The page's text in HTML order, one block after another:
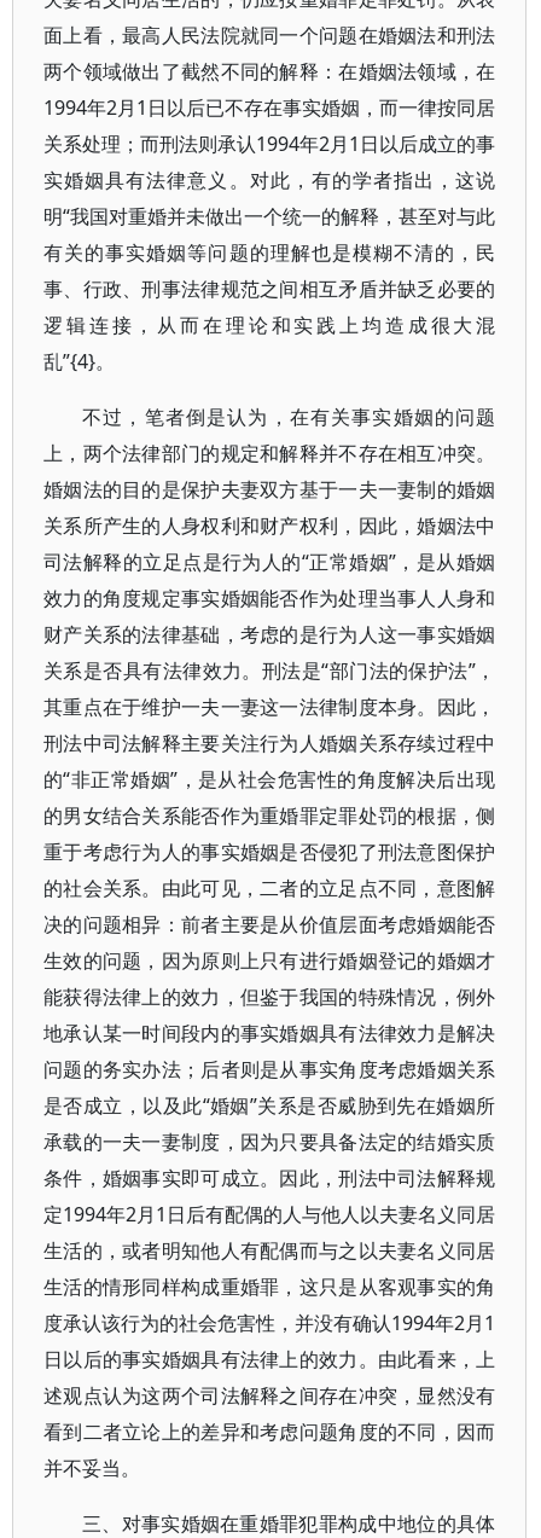
面上看，最高人民法院就同一个问题在婚姻法和刑法
两个领域做出了截然不同的解释：在婚姻法领域，在
1994年2月1日以后已不存在事实婚姻，而一律按同居
关系处理；而刑法则承认1994年2月1日以后成立的事
实婚姻具有法律意义。对此，有的学者指出，这说
明“我国对重婚并未做出一个统一的解释，甚至对与此
有关的事实婚姻等问题的理解也是模糊不清的，民
事、行政、刑事法律规范之间相互矛盾并缺乏必要的
逻辑连接，从而在理论和实践上均造成很大混
乱”{4}。
不过，笔者倒是认为，在有关事实婚姻的问题
上，两个法律部门的规定和解释并不存在相互冲突。
婚姻法的目的是保护夫妻双方基于一夫一妻制的婚姻
关系所产生的人身权利和财产权利，因此，婚姻法中
司法解释的立足点是行为人的“正常婚姻”，是从婚姻
效力的角度规定事实婚姻能否作为处理当事人人身和
财产关系的法律基础，考虑的是行为人这一事实婚姻
关系是否具有法律效力。刑法是“部门法的保护法”，
其重点在于维护一夫一妻这一法律制度本身。因此，
刑法中司法解释主要关注行为人婚姻关系存续过程中
的“非正常婚姻”，是从社会危害性的角度解决后出现
的男女结合关系能否作为重婚罪定罪处罚的根据，侧
重于考虑行为人的事实婚姻是否侵犯了刑法意图保护
的社会关系。由此可见，二者的立足点不同，意图解
决的问题相异：前者主要是从价值层面考虑婚姻能否
生效的问题，因为原则上只有进行婚姻登记的婚姻才
能获得法律上的效力，但鉴于我国的特殊情况，例外
地承认某一时间段内的事实婚姻具有法律效力是解决
问题的务实办法；后者则是从事实角度考虑婚姻关系
是否成立，以及此“婚姻”关系是否威胁到先在婚姻所
承载的一夫一妻制度，因为只要具备法定的结婚实质
条件，婚姻事实即可成立。因此，刑法中司法解释规
定1994年2月1日后有配偶的人与他人以夫妻名义同居
生活的，或者明知他人有配偶而与之以夫妻名义同居
生活的情形同样构成重婚罪，这只是从客观事实的角
度承认该行为的社会危害性，并没有确认1994年2月1
日以后的事实婚姻具有法律上的效力。由此看来，上
述观点认为这两个司法解释之间存在冲突，显然没有
看到二者立论上的差异和考虑问题角度的不同，因而
并不妥当。
三、对事实婚姻在重婚罪犯罪构成中地位的具体